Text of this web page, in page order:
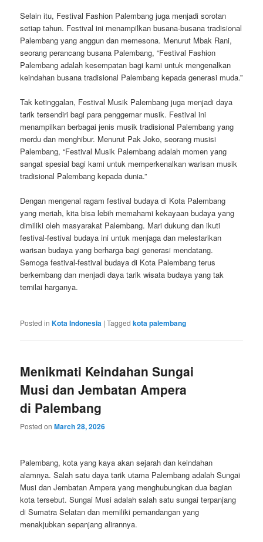
Selain itu, Festival Fashion Palembang juga menjadi sorotan
setiap tahun. Festival ini menampilkan busana-busana tradisional
Palembang yang anggun dan memesona. Menurut Mbak Rani,
seorang perancang busana Palembang, “Festival Fashion
Palembang adalah kesempatan bagi kami untuk mengenalkan
keindahan busana tradisional Palembang kepada generasi muda.”
Tak ketinggalan, Festival Musik Palembang juga menjadi daya
tarik tersendiri bagi para penggemar musik. Festival ini
menampilkan berbagai jenis musik tradisional Palembang yang
merdu dan menghibur. Menurut Pak Joko, seorang musisi
Palembang, “Festival Musik Palembang adalah momen yang
sangat spesial bagi kami untuk memperkenalkan warisan musik
tradisional Palembang kepada dunia.”
Dengan mengenal ragam festival budaya di Kota Palembang
yang meriah, kita bisa lebih memahami kekayaan budaya yang
dimiliki oleh masyarakat Palembang. Mari dukung dan ikuti
festival-festival budaya ini untuk menjaga dan melestarikan
warisan budaya yang berharga bagi generasi mendatang.
Semoga festival-festival budaya di Kota Palembang terus
berkembang dan menjadi daya tarik wisata budaya yang tak
ternilai harganya.
Posted in Kota Indonesia |Tagged kota palembang
Menikmati Keindahan Sungai
Musi dan Jembatan Ampera
di Palembang
Posted onMarch 28, 2026
Palembang, kota yang kaya akan sejarah dan keindahan
alamnya. Salah satu daya tarik utama Palembang adalah Sungai
Musi dan Jembatan Ampera yang menghubungkan dua bagian
kota tersebut. Sungai Musi adalah salah satu sungai terpanjang
di Sumatra Selatan dan memiliki pemandangan yang
menakjubkan sepanjang alirannya.